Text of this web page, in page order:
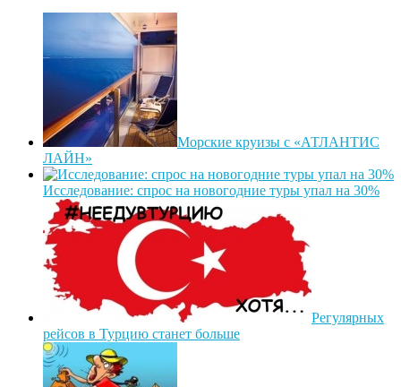
Морские круизы с «АТЛАНТИС
ЛАЙН»
Исследование: спрос на новогодние туры упал на 30%
Регулярных
рейсов в Турцию станет больше